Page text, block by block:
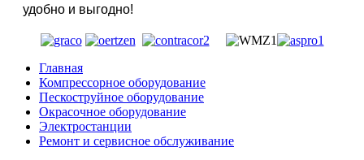
удобно и выгодно!
Главная
Компрессорное оборудование
Пескоструйное оборудование
Окрасочное оборудование
Электростанции
Ремонт и сервисное обслуживание